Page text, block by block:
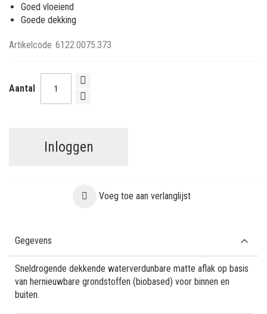
Goed vloeiend
Goede dekking
Artikelcode 6122.0075.373
Aantal
Inloggen
Voeg toe aan verlanglijst
Gegevens
Sneldrogende dekkende waterverdunbare matte aflak op basis
van hernieuwbare grondstoffen (biobased) voor binnen en
buiten.